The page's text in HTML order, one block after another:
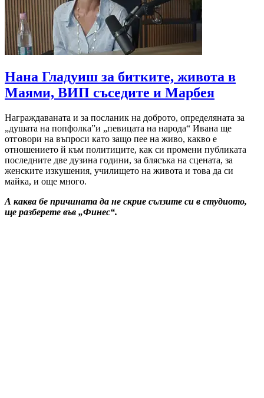
Нана Гладуиш за битките, живота в
Маями, ВИП съседите и Марбея
Награждаваната и за посланик на доброто, определяната за
„душата на попфолка”и „певицата на народа“ Ивана ще
отговори на въпроси като защо пее на живо, какво е
отношението й към политиците, как си промени публиката
последните две дузина години, за блясъка на сцената, за
женските изкушения, училището на живота и това да си
майка, и още много.
А каква бе причината да не скрие сълзите си в студиото,
ще разберете във „Финес“.